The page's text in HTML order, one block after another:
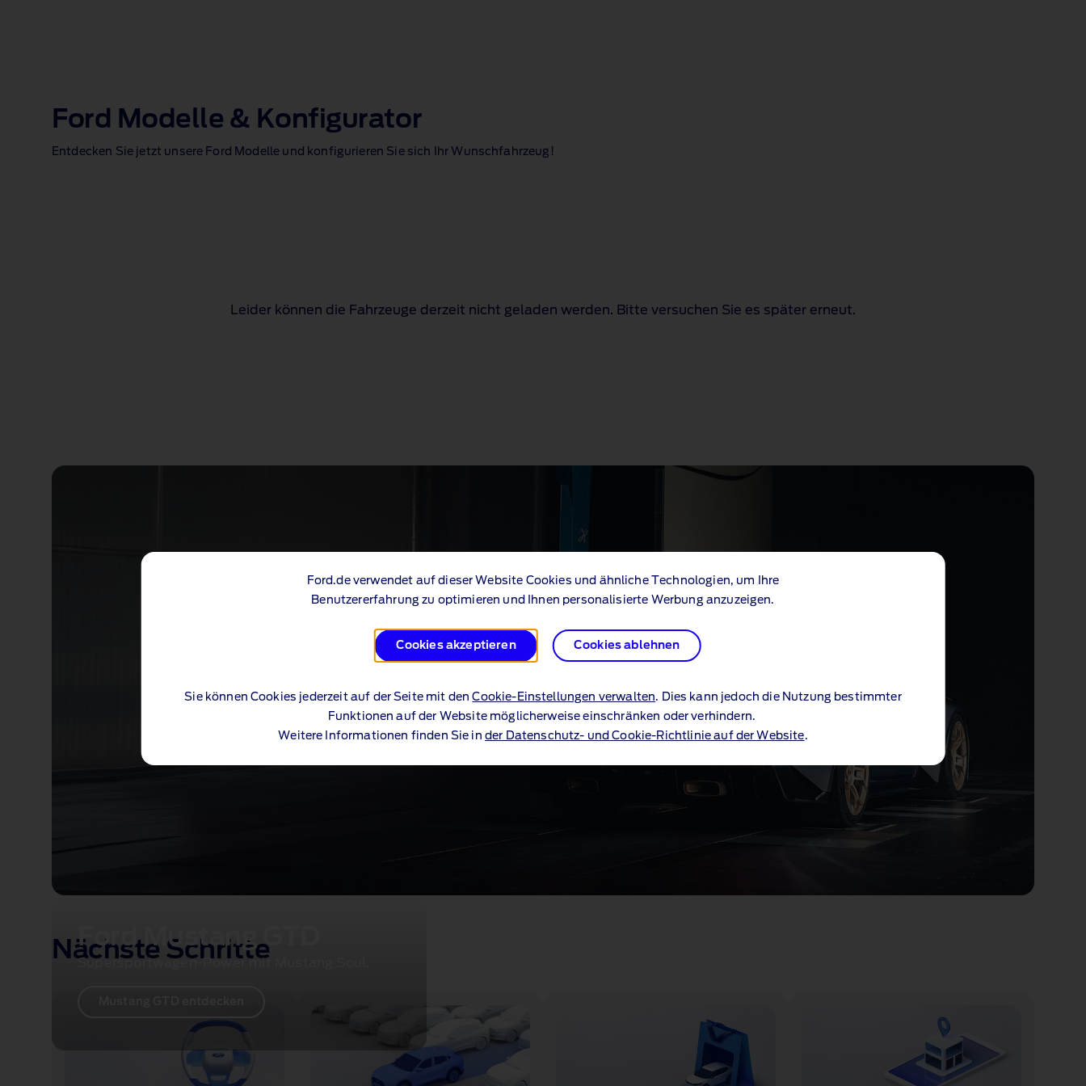
Ford.de verwendet auf dieser Website Cookies und ähnliche Technologien, um Ihre
Benutzererfahrung zu optimieren und Ihnen personalisierte Werbung anzuzeigen.
Cookies akzeptieren Cookies ablehnen
Sie können Cookies jederzeit auf der Seite mit denCookie-Einstellungen verwalten. Dies kann jedoch die Nutzung bestimmter
Funktionen auf der Website möglicherweise einschränken oder verhindern.
Weitere Informationen finden Sie in der Datenschutz- und Cookie-Richtlinie auf der Website.
Ford Modelle & Konfigurator
Entdecken Sie jetzt unsere Ford Modelle und konfigurieren Sie sich Ihr Wunschfahrzeug!
Leider können die Fahrzeuge derzeit nicht geladen werden. Bitte versuchen Sie es später erneut.
Ford Mustang GTD
Nächste Schritte